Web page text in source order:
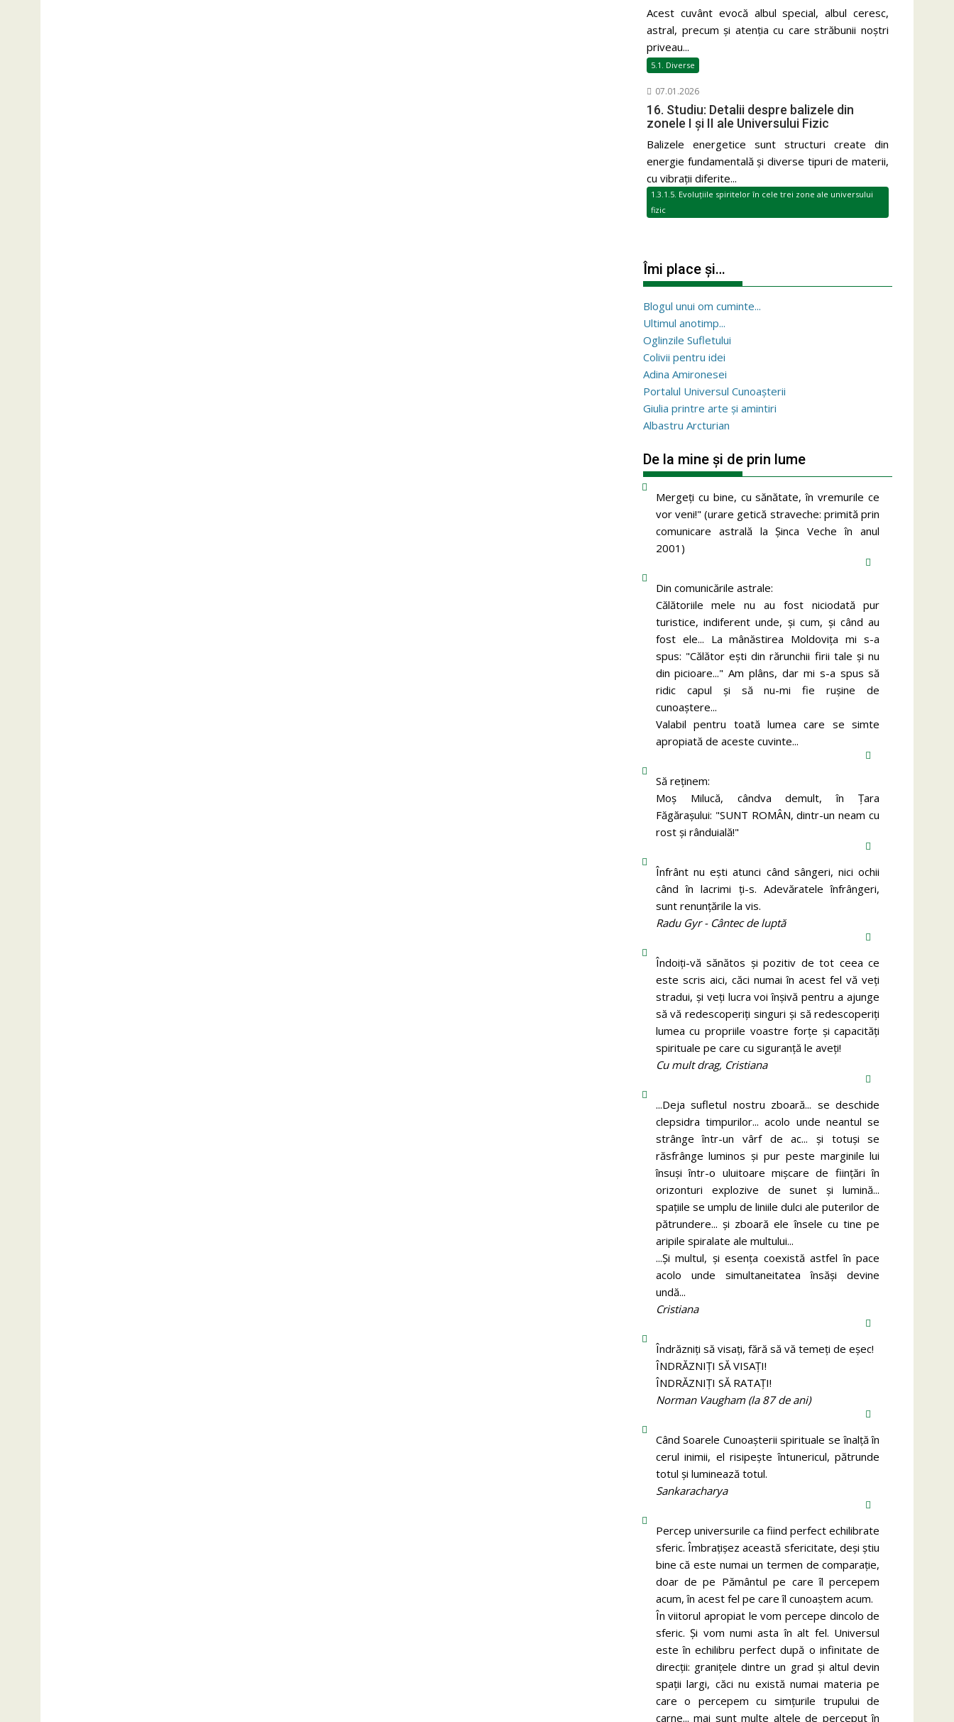
Acest cuvânt evocă albul special, albul ceresc,
astral, precum și atenția cu care străbunii noștri
priveau...
5.1. Diverse
07.01.2026
16. Studiu: Detalii despre balizele din
zonele I și II ale Universului Fizic
Balizele energetice sunt structuri create din
energie fundamentală și diverse tipuri de materii,
cu vibrații diferite...
1.3.1.5. Evoluțiile spiritelor în cele trei zone ale universului
fizic
Îmi place și…
Blogul unui om cuminte...
Ultimul anotimp...
Oglinzile Sufletului
Colivii pentru idei
Adina Amironesei
Portalul Universul Cunoașterii
Giulia printre arte și amintiri
Albastru Arcturian
De la mine și de prin lume
Mergeţi cu bine, cu sănătate, în vremurile ce
vor veni!" (urare getică straveche: primită prin
comunicare astrală la Şinca Veche în anul
2001)
Din comunicările astrale:
Călătoriile mele nu au fost niciodată pur
turistice, indiferent unde, și cum, și când au
fost ele... La mânăstirea Moldoviţa mi s-a
spus: "Călător eşti din rărunchii firii tale şi nu
din picioare..." Am plâns, dar mi s-a spus să
ridic capul şi să nu-mi fie ruşine de
cunoaştere...
Valabil pentru toată lumea care se simte
apropiată de aceste cuvinte...
Să reținem:
Moș Milucă, cândva demult, în Ţara
Făgăraşului: "SUNT ROMÂN, dintr-un neam cu
rost şi rânduială!"
Înfrânt nu ești atunci când sângeri, nici ochii
când în lacrimi ți-s. Adevăratele înfrângeri,
sunt renunțările la vis.
Radu Gyr - Cântec de luptă
Îndoiți-vă sănătos și pozitiv de tot ceea ce
este scris aici, căci numai în acest fel vă veți
stradui, și veți lucra voi înșivă pentru a ajunge
să vă redescoperiți singuri și să redescoperiți
lumea cu propriile voastre forțe și capacități
spirituale pe care cu siguranță le aveți!
Cu mult drag, Cristiana
...Deja sufletul nostru zboară... se deschide
clepsidra timpurilor... acolo unde neantul se
strânge într-un vârf de ac... și totuși se
răsfrânge luminos și pur peste marginile lui
însuși într-o uluitoare mișcare de ființări în
orizonturi explozive de sunet și lumină...
spațiile se umplu de liniile dulci ale puterilor de
pătrundere... și zboară ele însele cu tine pe
aripile spiralate ale multului...
...Și multul, și esența coexistă astfel în pace
acolo unde simultaneitatea însăși devine
undă...
Cristiana
Îndrăzniţi să visaţi, fără să vă temeţi de eşec!
ÎNDRĂZNIȚI SĂ VISAȚI!
ÎNDRĂZNIȚI SĂ RATAȚI!
Norman Vaugham (la 87 de ani)
Când Soarele Cunoaşterii spirituale se înalţă în
cerul inimii, el risipeşte întunericul, pătrunde
totul şi luminează totul.
Sankaracharya
Percep universurile ca fiind perfect echilibrate
sferic. Îmbrațișez această sfericitate, deși știu
bine că este numai un termen de comparație,
doar de pe Pământul pe care îl percepem
acum, în acest fel pe care îl cunoaștem acum.
În viitorul apropiat le vom percepe dincolo de
sferic. Și vom numi asta în alt fel. Universul
este în echilibru perfect după o infinitate de
direcții: granițele dintre un grad și altul devin
spații largi, căci nu există numai materia pe
care o percepem cu simțurile trupului de
carne... mai sunt multe altele de perceput în